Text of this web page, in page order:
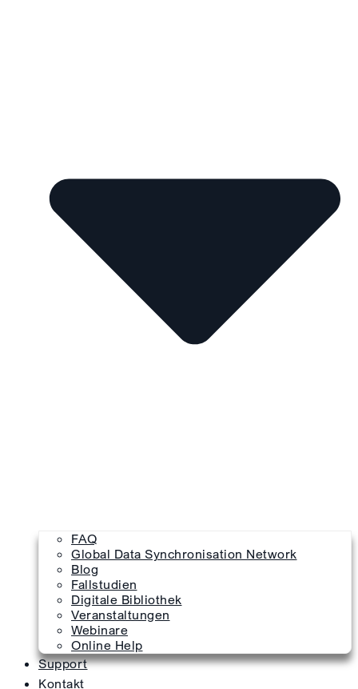
FAQ
Global Data Synchronisation Network
Blog
Fallstudien
Digitale Bibliothek
Veranstaltungen
Webinare
Online Help
Support
Kontakt